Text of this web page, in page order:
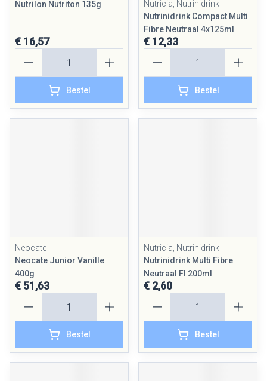
Nutrilon Nutriton 135g
€ 16,57
Bestel
Nutricia, Nutrinidrink
Nutrinidrink Compact Multi
Fibre Neutraal 4x125ml
€ 12,33
Bestel
Neocate
Neocate Junior Vanille
400g
€ 51,63
Bestel
Nutricia, Nutrinidrink
Nutrinidrink Multi Fibre
Neutraal Fl 200ml
€ 2,60
Bestel